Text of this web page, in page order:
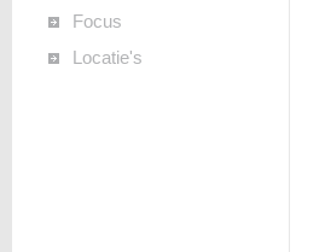
Focus
Locatie's